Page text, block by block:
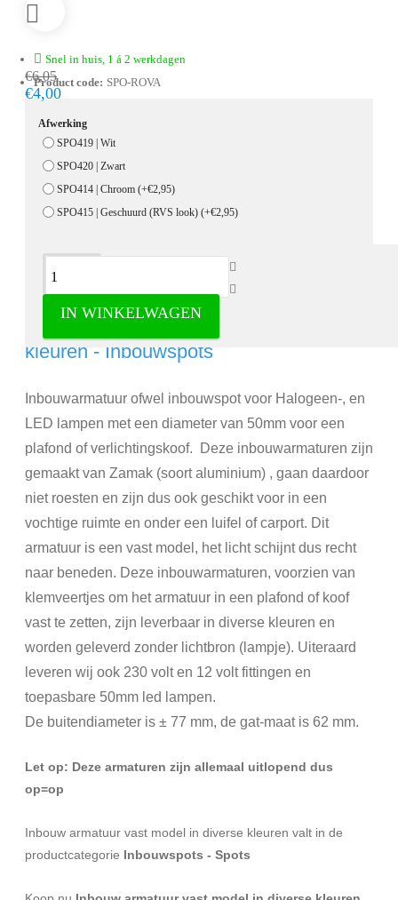
Snel in huis, 1 á 2 werkdagen
Product code: SPO-ROVA
€6,05
€4,00
Afwerking
SPO419 | Wit
SPO420 | Zwart
SPO414 | Chroom (+€2,95)
SPO415 | Geschuurd (RVS look) (+€2,95)
IN WINKELWAGEN
Omschrijving
Inbouw armatuur vast model in diverse
kleuren - Inbouwspots
Inbouwarmatuur ofwel inbouwspot voor Halogeen-, en
LED lampen met een diameter van 50mm voor een
plafond of verlichtingskoof. Deze inbouwarmaturen zijn
gemaakt van Zamak (soort aluminium) , gaan daardoor
niet roesten en zijn dus ook geschikt voor in een
vochtige ruimte en onder een luifel of carport. Dit
armatuur is een vast model, het licht schijnt dus recht
naar beneden. Deze inbouwarmaturen, voorzien van
klemveertjes om het armatuur in een plafond of koof
vast te zetten, zijn leverbaar in diverse kleuren en
worden geleverd zonder lichtbron (lampje). Uiteraard
leveren wij ook 230 volt en 12 volt fittingen en
toepasbare 50mm led lampen.
De buitendiameter is ± 77 mm, de gat-maat is 62 mm.
Let op: Deze armaturen zijn allemaal uitlopend dus
op=op
Inbouw armatuur vast model in diverse kleuren valt in de
productcategorie Inbouwspots - Spots